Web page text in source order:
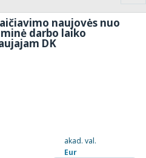
naujovės nuo
darbo laiko
DK
akad. val.
Eur